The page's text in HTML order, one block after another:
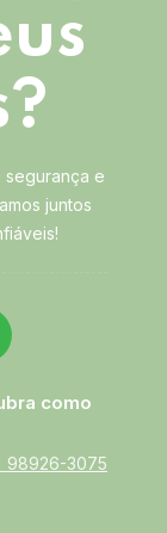
segurança e
juntos
como
98926-3075